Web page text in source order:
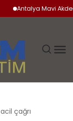
Antalya Mavi Akdeniz
çağrı